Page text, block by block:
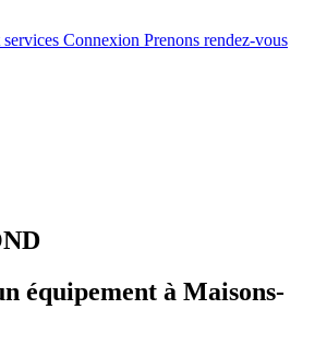
Connexion Prenons rendez-vous
équipement à Maisons-